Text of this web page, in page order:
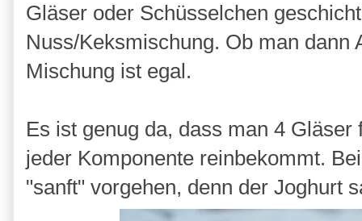
Gläser oder Schüsselchen
Nuss/Keksmischung. Ob man
Mischung ist egal.
Es ist genug da, dass man 4
jeder Komponente reinbekommt.
"sanft" vorgehen, denn der Joghurt